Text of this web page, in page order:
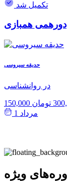
تکمیل شد
دورهمی همبازی
حدیقه سیروسی
در روانشناسی
تومان
مرداد 1
ویژه